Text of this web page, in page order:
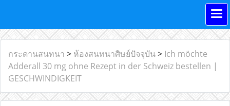
กระดานสนทนา > ห้องสนทนาศิษย์ปัจจุบัน> Ich möchte
Adderall 30 mg ohne Rezept in der Schweiz bestellen |
GESCHWINDIGKEIT